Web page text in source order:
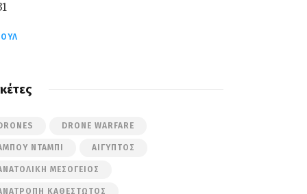
DRONE WARFARE
ΝΤΆΜΠΙ ΑΊΓΥΠΤΟΣ
ΜΕΣΌΓΕΙΟΣ
ΚΑΘΕΣΤΏΤΟΣ